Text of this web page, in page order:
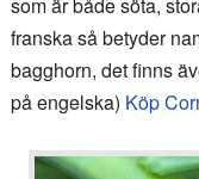
franska så betyder
bagghorn, det finns
på engelska) Köp